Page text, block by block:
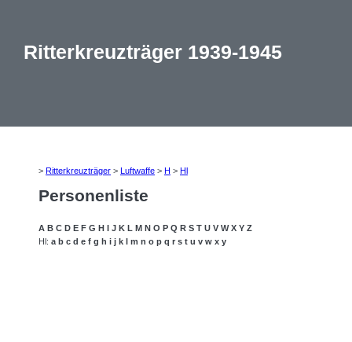
Ritterkreuzträger 1939-1945
> Ritterkreuzträger > Luftwaffe > H > Hl
Personenliste
A B C D E F G H I J K L M N O P Q R S T U V W X Y Z
Hl: a b c d e f g h i j k l m n o p q r s t u v w x y